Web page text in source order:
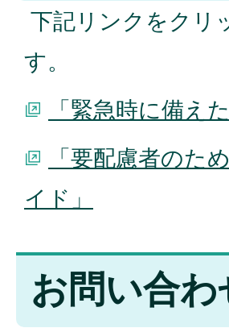
下記リンクをクリ
す。
「緊急時に備え
「要配慮者のた
イド」
お問い合わ